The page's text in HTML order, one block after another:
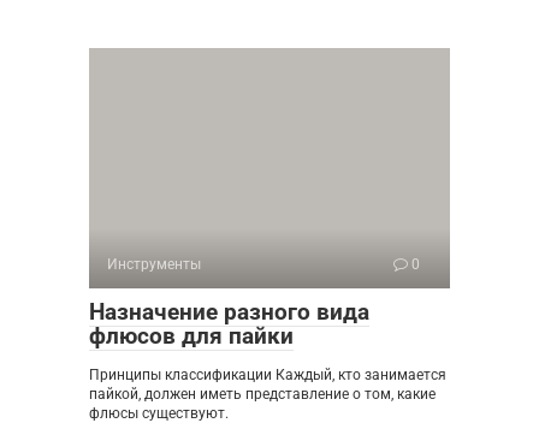
Инструменты 0
Назначение разного вида
флюсов для пайки
Принципы классификации Каждый, кто занимается
пайкой, должен иметь представление о том, какие
флюсы существуют.